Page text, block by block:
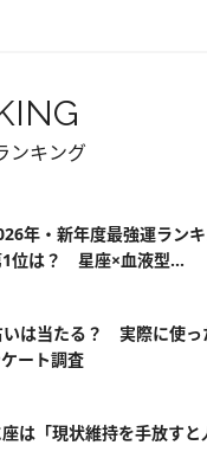
ンキング
年・新年度最強運ラン
1位は？ 星座×血液型...
は当たる？ 実際に使っ
ート調査
は「現状維持を手放すと